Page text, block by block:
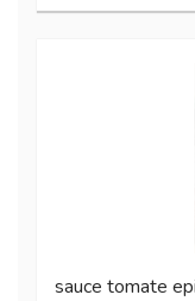
sauce tomate